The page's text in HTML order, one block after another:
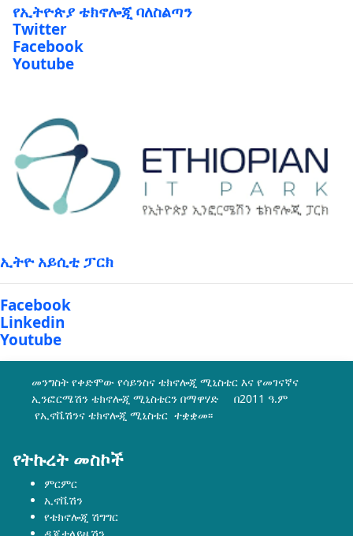
የኢትዮጵያ ቴክኖሎጂ ባለስልጣን
Twitter
Facebook
Youtube
ኢትዮ አይሲቲ ፓርክ
Facebook
Linkedin
Youtube
መንግስት የቀድሞው የሳይንስና ቴክኖሎጂ ሚኒስቴር እና የመገናኛና
ኢንፎርሜሽን ቴክኖሎጂ ሚኒስቴርን በማዋሃድ በ2011 ዓ.ም
የኢኖቬሽንና ቴክኖሎጂ ሚኒስቴር ተቋቋመ፡፡
የትኩረት መስኮች
ምርምር
ኢኖቬሽን
የቴክኖሎጂ ሽግግር